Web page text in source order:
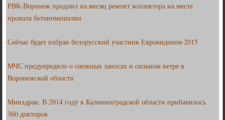
РВК-Воронеж продлил на месяц ремонт коллектора на месте
провала бетономешалки
Сейчас будет избран белорусский участник Евровидения-2015
МЧС предупредило о снежных заносах и сильном ветре в
Воронежской области
Минздрав: В 2014 году в Калининградской области прибавилось
360 докторов